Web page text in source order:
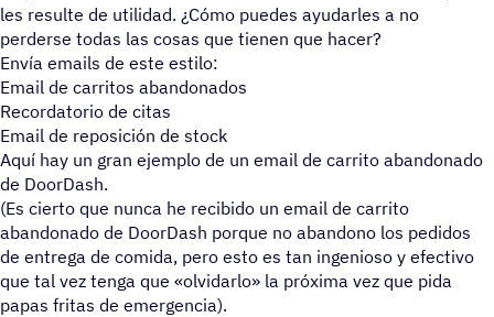
les resulte de utilidad. ¿Cómo puedes ayudarles a no
perderse todas las cosas que tienen que hacer?
Envía emails de este estilo:
Email de carritos abandonados
Recordatorio de citas
Email de reposición de stock
Aquí hay un gran ejemplo de un email de carrito abandonado
de DoorDash.
(Es cierto que nunca he recibido un email de carrito
abandonado de DoorDash porque no abandono los pedidos
de entrega de comida, pero esto es tan ingenioso y efectivo
que tal vez tenga que «olvidarlo» la próxima vez que pida
papas fritas de emergencia).